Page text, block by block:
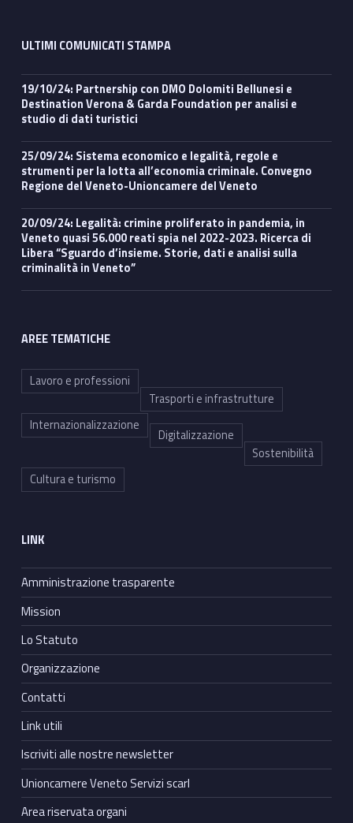
ULTIMI COMUNICATI STAMPA
19/10/24: Partnership con DMO Dolomiti Bellunesi e
Destination Verona & Garda Foundation per analisi e
studio di dati turistici
25/09/24: Sistema economico e legalità, regole e
strumenti per la lotta all’economia criminale. Convegno
Regione del Veneto-Unioncamere del Veneto
20/09/24: Legalità: crimine proliferato in pandemia, in
Veneto quasi 56.000 reati spia nel 2022-2023. Ricerca di
Libera “Sguardo d’insieme. Storie, dati e analisi sulla
criminalità in Veneto”
AREE TEMATICHE
Lavoro e professioni
Trasporti e infrastrutture
Internazionalizzazione
Digitalizzazione
Sostenibilità
Cultura e turismo
LINK
Amministrazione trasparente
Mission
Lo Statuto
Organizzazione
Contatti
Link utili
Iscriviti alle nostre newsletter
Unioncamere Veneto Servizi scarl
Area riservata organi